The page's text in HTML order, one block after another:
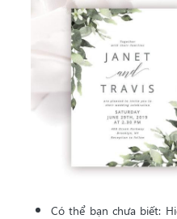
Có thể bạn chưa biết: